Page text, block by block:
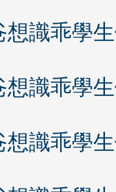
識乖學
識乖學
識乖學